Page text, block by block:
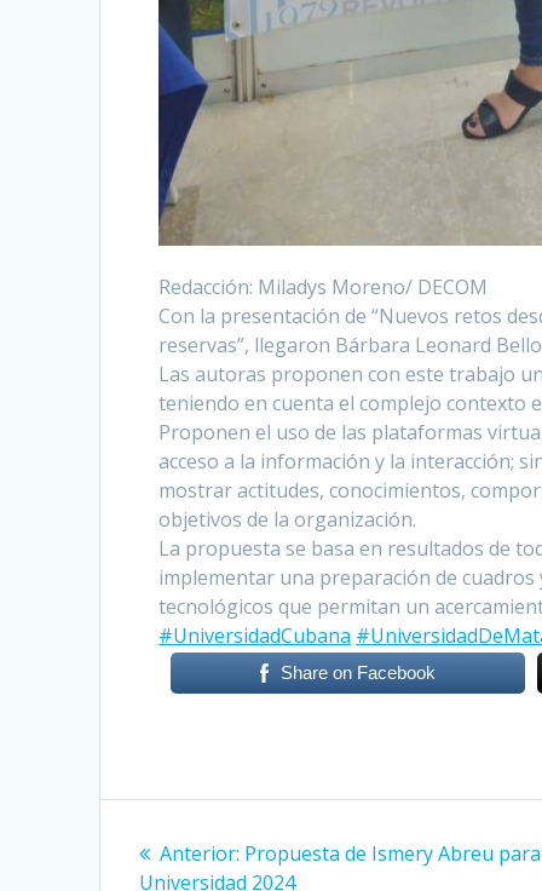
Redacción: Miladys Moreno/ DECOM
Con la presentación de “Nuevos retos
reservas”, llegaron Bárbara Leonard
Las autoras proponen con este trabajo
teniendo en cuenta el complejo contexto
Proponen el uso de las plataformas
acceso a la información y la interacción;
mostrar actitudes, conocimientos,
objetivos de la organización.
La propuesta se basa en resultados de
implementar una preparación de cuadros
tecnológicos que permitan un
#UniversidadCubana
Share on Facebook
Anterior: Entrada
anterior:
Propuesta de Ismery Abreu para
Universidad 2024